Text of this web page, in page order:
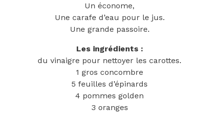
Un économe,
Une carafe d’eau pour le jus.
Une grande passoire.
Les ingrédients :
du vinaigre pour nettoyer les carottes.
1 gros concombre
5 feuilles d’épinards
4 pommes golden
3 oranges